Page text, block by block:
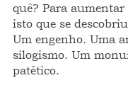
quê? Para
isto que se
Um engenho. Uma
silogismo. Um
patético.